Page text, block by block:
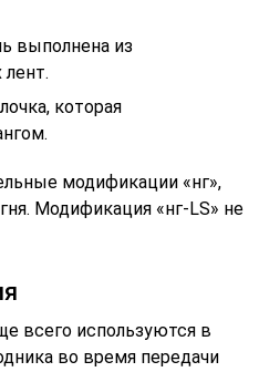
выполнена из
которая
модификации «нг»,
Модификация «нг-LS» не
всего используются в
во время передачи